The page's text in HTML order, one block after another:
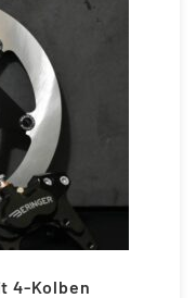
4-Kolben